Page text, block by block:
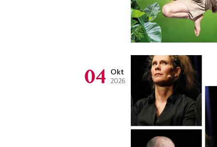
04 Okt
2026